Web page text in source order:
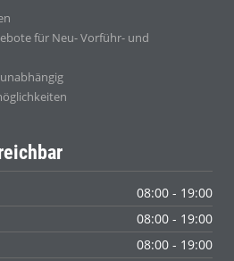
für Neu- Vorführ- und
08:00 - 19:00
08:00 - 19:00
08:00 - 19:00